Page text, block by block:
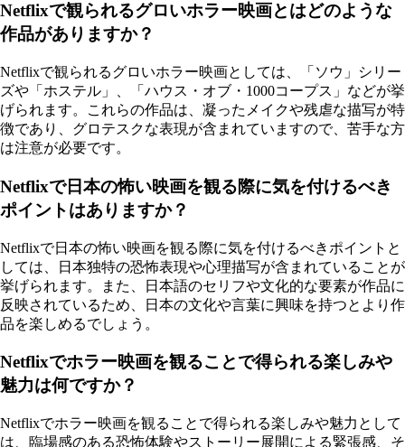
Netflixで観られるグロいホラー映画とはどのような
作品がありますか？
Netflixで観られるグロいホラー映画としては、「ソウ」シリー
ズや「ホステル」、「ハウス・オブ・1000コープス」などが挙
げられます。これらの作品は、凝ったメイクや残虐な描写が特
徴であり、グロテスクな表現が含まれていますので、苦手な方
は注意が必要です。
Netflixで日本の怖い映画を観る際に気を付けるべき
ポイントはありますか？
Netflixで日本の怖い映画を観る際に気を付けるべきポイントと
しては、日本独特の恐怖表現や心理描写が含まれていることが
挙げられます。また、日本語のセリフや文化的な要素が作品に
反映されているため、日本の文化や言葉に興味を持つとより作
品を楽しめるでしょう。
Netflixでホラー映画を観ることで得られる楽しみや
魅力は何ですか？
Netflixでホラー映画を観ることで得られる楽しみや魅力として
は、臨場感のある恐怖体験やストーリー展開による緊張感、そ